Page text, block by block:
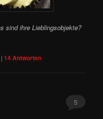
sind ihre Lieblingsobjekte?
|14Antworten
5